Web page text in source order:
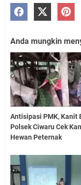
Anda mungkin
Antisipasi PMK, Kanit
Polsek Ciwaru Cek
Hewan Peternak